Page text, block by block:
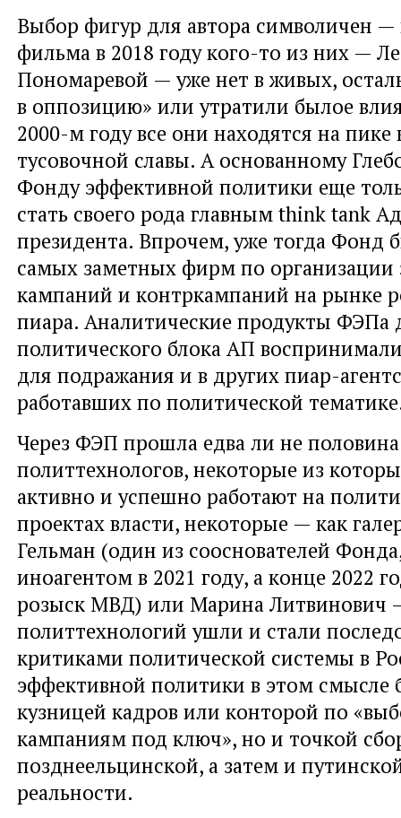
Выбор фигур для автора символичен —
фильма в 2018 году кого-то из них —
Пономаревой — уже нет в живых,
в оппозицию» или утратили былое
2000-м году все они находятся на пике
тусовочной славы. А основанному
Фонду эффективной политики еще
стать своего рода главным think tank
президента. Впрочем, уже тогда Фонд
самых заметных фирм по организации
кампаний и контркампаний на рынке
пиара. Аналитические продукты ФЭПа
политического блока АП
для подражания и в других пиар-
работавших по политической
Через ФЭП прошла едва ли не
политтехнологов, некоторые из
активно и успешно работают на
проектах власти, некоторые — как
Гельман (один из сооснователей
иноагентом в 2021 году, а конце 2022
розыск МВД) или Марина Литвинович
политтехнологий ушли и стали
критиками политической системы в
эффективной политики в этом смысле
кузницей кадров или конторой по
кампаниям под ключ», но и точкой
позднеельцинской, а затем и
реальности.